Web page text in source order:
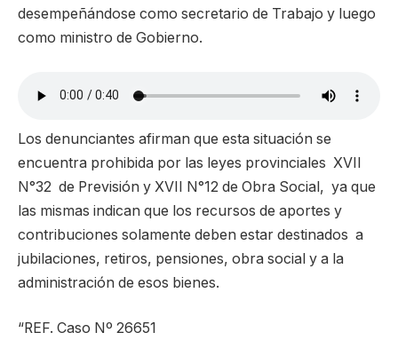
desempeñándose como secretario de Trabajo y luego
como ministro de Gobierno.
Los denunciantes afirman que esta situación se
encuentra prohibida por las leyes provinciales XVII
N°32 de Previsión y XVII N°12 de Obra Social, ya que
las mismas indican que los recursos de aportes y
contribuciones solamente deben estar destinados a
jubilaciones, retiros, pensiones, obra social y a la
administración de esos bienes.
“REF. Caso Nº 26651